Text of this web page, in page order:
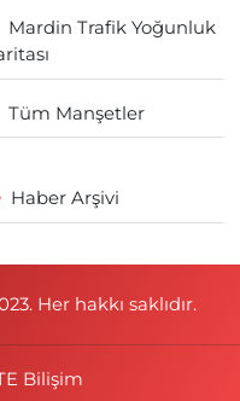
Mardin Trafik Yoğunluk
Tüm Manşetler
Haber Arşivi
Her hakkı saklıdır.
Bilişim